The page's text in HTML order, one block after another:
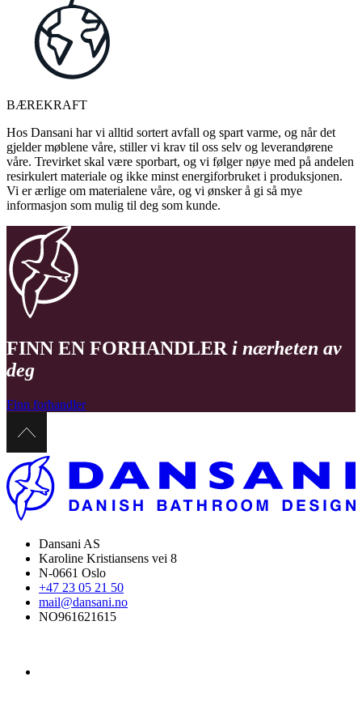
BÆREKRAFT
Hos Dansani har vi alltid sortert avfall og spart varme, og når det
gjelder møblene våre, stiller vi krav til oss selv og leverandørene
våre. Trevirket skal være sporbart, og vi følger nøye med på andelen
resirkulert materiale og ikke minst energiforbruket i produksjonen.
Vi er ærlige om materialene våre, og vi ønsker å gi så mye
informasjon som mulig til deg som kunde.
FINN EN FORHANDLER i nærheten av
deg
Finn forhandler
Dansani AS
Karoline Kristiansens vei 8
N-0661 Oslo
+47 23 05 21 50
mail@dansani.no
NO961621615